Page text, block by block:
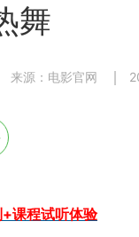
舞
来源：电影官网
+课程试听体验